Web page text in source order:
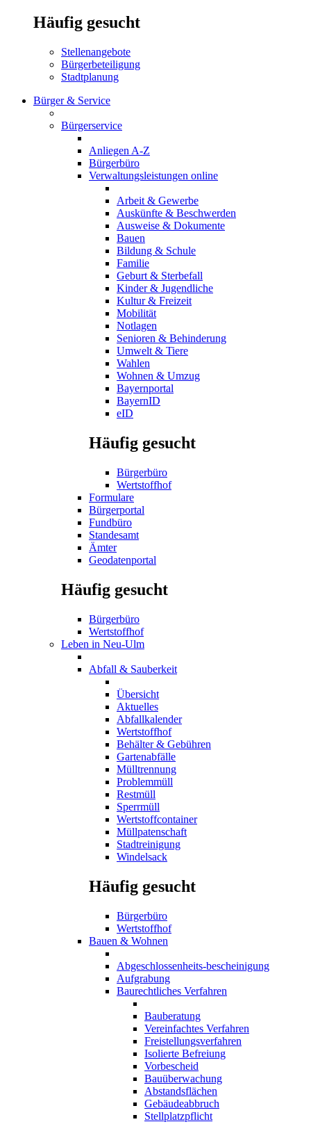
Häufig gesucht
Stellenangebote
Bürgerbeteiligung
Stadtplanung
Bürger & Service
Bürgerservice
Anliegen A-Z
Bürgerbüro
Verwaltungsleistungen online
Arbeit & Gewerbe
Auskünfte & Beschwerden
Ausweise & Dokumente
Bauen
Bildung & Schule
Familie
Geburt & Sterbefall
Kinder & Jugendliche
Kultur & Freizeit
Mobilität
Notlagen
Senioren & Behinderung
Umwelt & Tiere
Wahlen
Wohnen & Umzug
Bayernportal
BayernID
eID
Häufig gesucht
Bürgerbüro
Wertstoffhof
Formulare
Bürgerportal
Fundbüro
Standesamt
Ämter
Geodatenportal
Häufig gesucht
Bürgerbüro
Wertstoffhof
Leben in Neu-Ulm
Abfall & Sauberkeit
Übersicht
Aktuelles
Abfallkalender
Wertstoffhof
Behälter & Gebühren
Gartenabfälle
Mülltrennung
Problemmüll
Restmüll
Sperrmüll
Wertstoffcontainer
Müllpatenschaft
Stadtreinigung
Windelsack
Häufig gesucht
Bürgerbüro
Wertstoffhof
Bauen & Wohnen
Abgeschlossenheits-bescheinigung
Aufgrabung
Baurechtliches Verfahren
Bauberatung
Vereinfachtes Verfahren
Freistellungsverfahren
Isolierte Befreiung
Vorbescheid
Bauüberwachung
Abstandsflächen
Gebäudeabbruch
Stellplatzpflicht